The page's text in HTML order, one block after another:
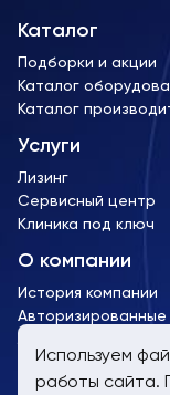
Каталог
Подборки и акции
Каталог
Каталог
Услуги
Лизинг
Сервисный центр
Клиника под ключ
О компании
История компании
Авторизированные
Используем
работы сайта.